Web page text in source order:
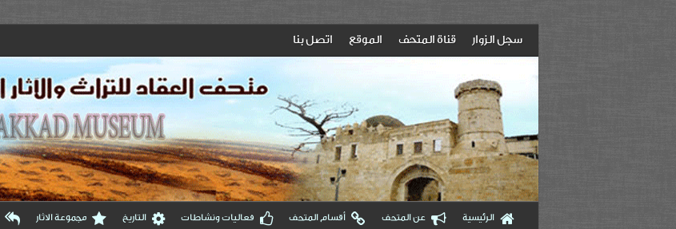
سجل الزوار قناة المتحف الموقع اتصل بنا
الرئيسية عن المتحف أقسام المتحف فعاليات ونشاطات التاريخ مجموعة الاثار